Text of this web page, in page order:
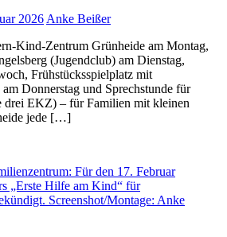
2026 Anke Beißer
Kind-Zentrum Grünheide am Montag,
(Jugendclub) am Dienstag,
Frühstücksspielplatz mit
Donnerstag und Sprechstunde für
drei EKZ) – für Familien mit kleinen
jede […]